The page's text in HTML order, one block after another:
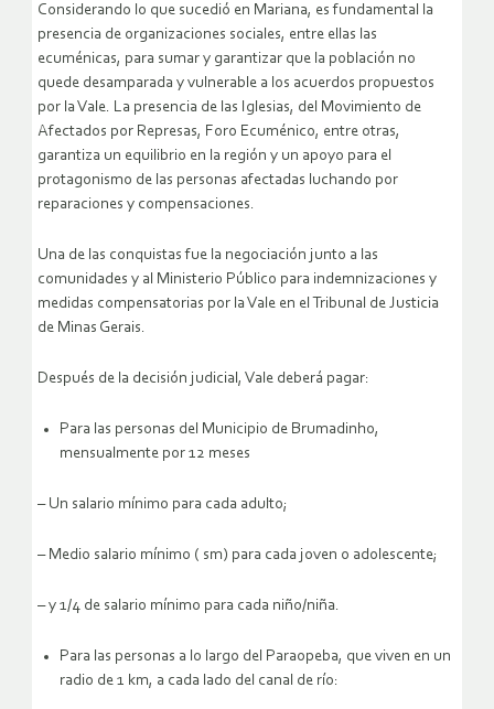
Considerando lo que sucedió en Mariana, es fundamental la
presencia de organizaciones sociales, entre ellas las
ecuménicas, para sumar y garantizar que la población no
quede desamparada y vulnerable a los acuerdos propuestos
por la Vale. La presencia de las Iglesias, del Movimiento de
Afectados por Represas, Foro Ecuménico, entre otras,
garantiza un equilibrio en la región y un apoyo para el
protagonismo de las personas afectadas luchando por
reparaciones y compensaciones.
Una de las conquistas fue la negociación junto a las
comunidades y al Ministerio Público para indemnizaciones y
medidas compensatorias por la Vale en el Tribunal de Justicia
de Minas Gerais.
Después de la decisión judicial, Vale deberá pagar:
Para las personas del Municipio de Brumadinho,
mensualmente por 12 meses
– Un salario mínimo para cada adulto;
– Medio salario mínimo ( sm) para cada joven o adolescente;
– y 1/4 de salario mínimo para cada niño/niña.
Para las personas a lo largo del Paraopeba, que viven en un
radio de 1 km, a cada lado del canal de río: